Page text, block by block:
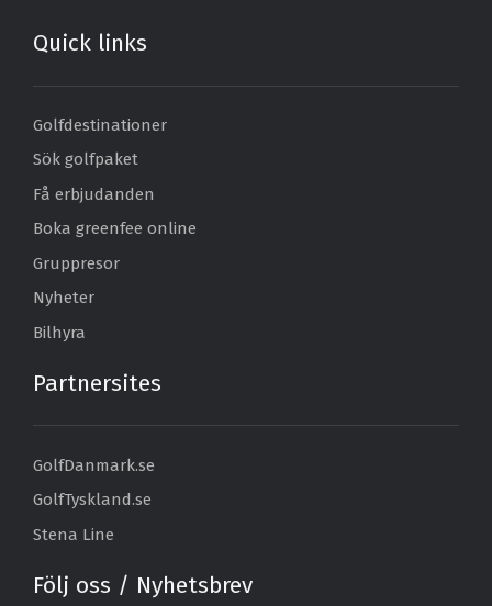
Quick links
Golfdestinationer
Sök golfpaket
Få erbjudanden
Boka greenfee online
Gruppresor
Nyheter
Bilhyra
Partnersites
GolfDanmark.se
GolfTyskland.se
Stena Line
Följ oss / Nyhetsbrev